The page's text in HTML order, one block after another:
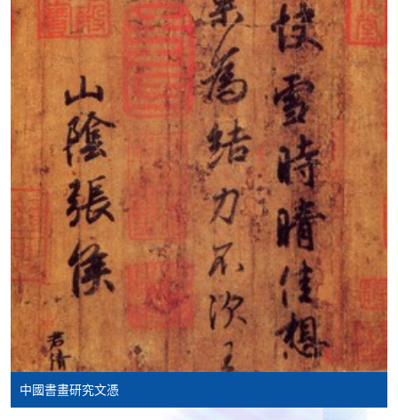
Mastercard繳付有關課程的報名費或學費。除上述支
付方式之外，如就讀學歷頒授課程設有網上服務，學
員亦可以微信支付（Online WeChat Pay）、支付寶
（Online Alipay）或轉數快（FPS）繳付學費，詳情請
報名辦法 - 網上報名服務。
注意事項:
如報讀課程將在五個工作天內開課，為免郵遞延誤報
名程序，建議申請人親身到學院報名中心報名，並避
免使用支票付款。
除由學院裁定的特殊情況（例如課程因報名人數不足
而取消）之外，一切已繳費用概不退還。如獲學院批
准退還款項，以現金、易辦事、微信支付、支付寶、
支票或繳費靈（只限網上付款）方式繳交之款項，將
以支票退款；以信用卡繳交之款項，退款將直接退還
到支付款項時使用的信用卡戶口。
中國書畫研究文憑